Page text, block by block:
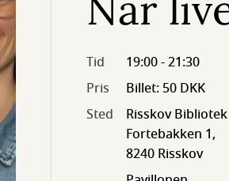
Tid
19:00 - 21:30
Pris
Billet: 50 DKK
Sted
Risskov Bibliotek
Fortebakken 1,
8240 Risskov